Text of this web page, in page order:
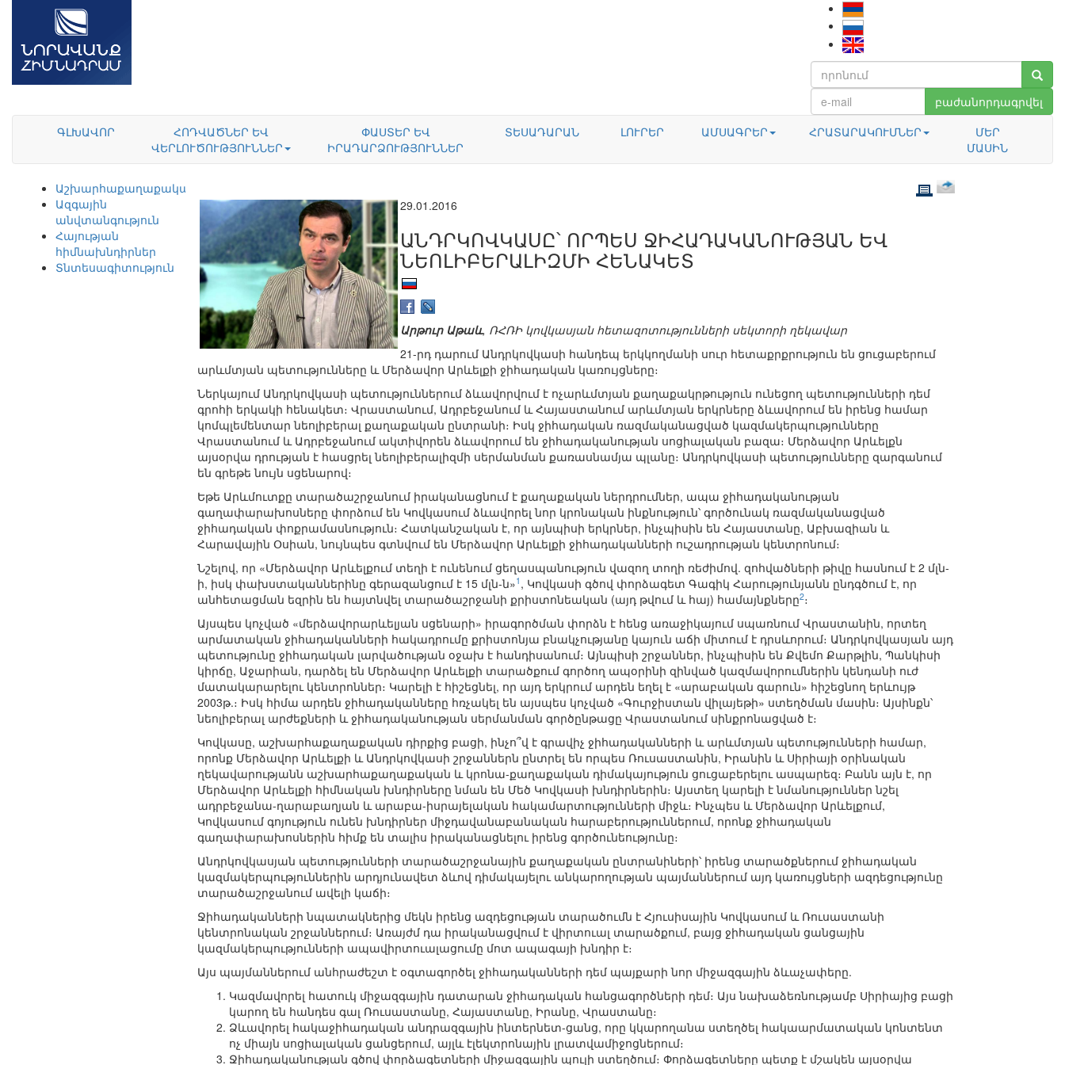
բաժանորդագրվել
ԳԼԽԱՎՈՐ
ՀՈԴՎԱԾՆԵՐ ԵՎ
ՎԵՐԼՈՒԾՈՒԹՅՈՒՆՆԵՐ
ՓԱՍՏԵՐ ԵՎ
ԻՐԱԴԱՐՁՈՒԹՅՈՒՆՆԵՐ
ՏԵՍԱԴԱՐԱՆ ԼՈՒՐԵՐ ԱՄՍԱԳՐԵՐ ՀՐԱՏԱՐԱԿՈՒՄՆԵՐ
ՄԵՐ
ՄԱՍԻՆ
Աշխարհաքաղաքականություն
Ազգային
անվտանգություն
Հայության
հիմնախնդիրներ
Տնտեսագիտություն
29.01.2016
ԱՆԴՐԿՈՎԿԱՍԸ՝ ՈՐՊԵՍ ՋԻՀԱԴԱԿԱՆՈՒԹՅԱՆ ԵՎ
ՆԵՈԼԻԲԵՐԱԼԻԶՄԻ ՀԵՆԱԿԵՏ
Արթուր Աթաև, ՌՀՌԻ կովկասյան հետազոտությունների սեկտորի ղեկավար
21-րդ դարում Անդրկովկասի հանդեպ երկկողմանի սուր հետաքրքրություն են ցուցաբերում
արևմտյան պետությունները և Մերձավոր Արևելքի ջիհադական կառույցները։
Ներկայում Անդրկովկասի պետություններում ձևավորվում է ոչարևմտյան քաղաքակրթություն ունեցող պետությունների դեմ
գրոհի երկակի հենակետ։ Վրաստանում, Ադրբեջանում և Հայաստանում արևմտյան երկրները ձևավորում են իրենց համար
կոմպլեմենտար նեոլիբերալ քաղաքական ընտրանի։ Իսկ ջիհադական ռազմականացված կազմակերպությունները
Վրաստանում և Ադրբեջանում ակտիվորեն ձևավորում են ջիհադականության սոցիալական բազա։ Մերձավոր Արևելքն
այսօրվա դրության է հասցրել նեոլիբերալիզմի սերմանման քառասնամյա պլանը։ Անդրկովկասի պետությունները զարգանում
են գրեթե նույն սցենարով։
Եթե Արևմուտքը տարածաշրջանում իրականացնում է քաղաքական ներդրումներ, ապա ջիհադականության
գաղափարախոսները փորձում են Կովկասում ձևավորել նոր կրոնական ինքնություն՝ գործունակ ռազմականացված
ջիհադական փոքրամասնություն։ Հատկանշական է, որ այնպիսի երկրներ, ինչպիսին են Հայաստանը, Աբխազիան և
Հարավային Օսիան, նույնպես գտնվում են Մերձավոր Արևելքի ջիհադականների ուշադրության կենտրոնում։
Նշելով, որ «Մերձավոր Արևելքում տեղի է ունենում ցեղասպանություն վազող տողի ռեժիմով. զոհվածների թիվը հասնում է 2 մլն-
ի, իսկ փախստականներինը գերազանցում է 15 մլն-ն»1 , Կովկասի գծով փորձագետ Գագիկ Հարությունյանն ընդգծում է, որ
անհետացման եզրին են հայտնվել տարածաշրջանի քրիստոնեական (այդ թվում և հայ) համայնքները2։
Այսպես կոչված «մերձավորարևելյան սցենարի» իրագործման փորձն է հենց առաջիկայում սպառնում Վրաստանին, որտեղ
արմատական ջիհադականների հակադրումը քրիստոնյա բնակչությանը կայուն աճի միտում է դրսևորում։ Անդրկովկասյան այդ
պետությունը ջիհադական լարվածության օջախ է հանդիսանում։ Այնպիսի շրջաններ, ինչպիսին են Քվեմո Քարթլին, Պանկիսի
կիրճը, Աջարիան, դարձել են Մերձավոր Արևելքի տարածքում գործող ապօրինի զինված կազմավորումներին կենդանի ուժ
մատակարարելու կենտրոններ։ Կարելի է հիշեցնել, որ այդ երկրում արդեն եղել է «արաբական գարուն» հիշեցնող երևույթ
2003թ.։ Իսկ հիմա արդեն ջիհադականները հռչակել են այսպես կոչված «Գուրջիստան վիլայեթի» ստեղծման մասին։ Այսինքն՝
նեոլիբերալ արժեքների և ջիհադականության սերմանման գործընթացը Վրաստանում սինքրոնացված է։
Կովկասը, աշխարհաքաղաքական դիրքից բացի, ինչո՞վ է գրավիչ ջիհադականների և արևմտյան պետությունների համար,
որոնք Մերձավոր Արևելքի և Անդրկովկասի շրջաններն ընտրել են որպես Ռուսաստանին, Իրանին և Սիրիայի օրինական
ղեկավարությանն աշխարհաքաղաքական և կրոնա-քաղաքական դիմակայություն ցուցաբերելու ասպարեզ։ Բանն այն է, որ
Մերձավոր Արևելքի հիմնական խնդիրները նման են Մեծ Կովկասի խնդիրներին։ Այստեղ կարելի է նմանություններ նշել
ադրբեջանա-ղարաբաղյան և արաբա-իսրայելական հակամարտությունների միջև։ Ինչպես և Մերձավոր Արևելքում,
Կովկասում գոյություն ունեն խնդիրներ միջդավանաբանական հարաբերություններում, որոնք ջիհադական
գաղափարախոսներին հիմք են տալիս իրականացնելու իրենց գործունեությունը։
Անդրկովկասյան պետությունների տարածաշրջանային քաղաքական ընտրանիների՝ իրենց տարածքներում ջիհադական
կազմակերպություններին արդյունավետ ձևով դիմակայելու անկարողության պայմաններում այդ կառույցների ազդեցությունը
տարածաշրջանում ավելի կաճի։
Ջիհադականների նպատակներից մեկն իրենց ազդեցության տարածումն է Հյուսիսային Կովկասում և Ռուսաստանի
կենտրոնական շրջաններում։ Առայժմ դա իրականացվում է վիրտուալ տարածքում, բայց ջիհադական ցանցային
կազմակերպությունների ապավիրտուալացումը մոտ ապագայի խնդիր է։
Այս պայմաններում անհրաժեշտ է օգտագործել ջիհադականների դեմ պայքարի նոր միջազգային ձևաչափերը.
Կազմավորել հատուկ միջազգային դատարան ջիհադական հանցագործների դեմ։ Այս նախաձեռնությամբ Սիրիայից բացի
կարող են հանդես գալ Ռուսաստանը, Հայաստանը, Իրանը, Վրաստանը։
Ձևավորել հակաջիհադական անդրազգային ինտերնետ-ցանց, որը կկարողանա ստեղծել հակաարմատական կոնտենտ
ոչ միայն սոցիալական ցանցերում, այլև էլեկտրոնային լրատվամիջոցներում։
Ջիհադականության գծով փորձագետների միջազգային պուլի ստեղծում։ Փորձագետները պետք է մշակեն այսօրվա